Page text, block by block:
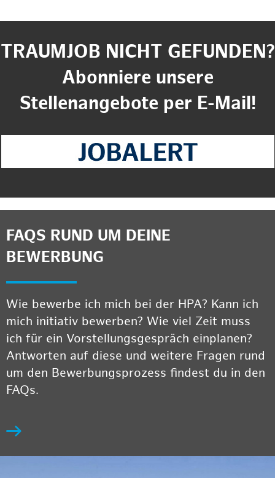
TRAUMJOB NICHT GEFUNDEN?
Abonniere unsere
Stellenangebote per E-Mail!
FAQS RUND UM DEINE
BEWERBUNG
Wie bewerbe ich mich bei der HPA? Kann ich
mich initiativ bewerben? Wie viel Zeit muss
ich für ein Vorstellungsgespräch einplanen?
Antworten auf diese und weitere Fragen rund
um den Bewerbungsprozess findest du in den
FAQs.